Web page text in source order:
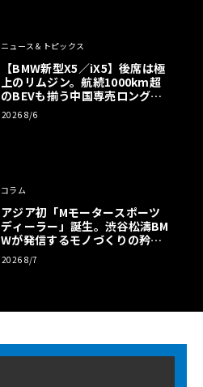
ニュース＆トピックス
【BMW新型X5／iX5】後席は極
上のリムジン。航続1000km超
のBEVも揃う中国専売ロング仕
様の全貌
2026 8/6
コラム
アジア初「Mモータースポーツ
ディーラー」誕生。渋谷松濤BM
Wが発信するモノづくりの矜持
【木下隆之コラム】
2026 8/7